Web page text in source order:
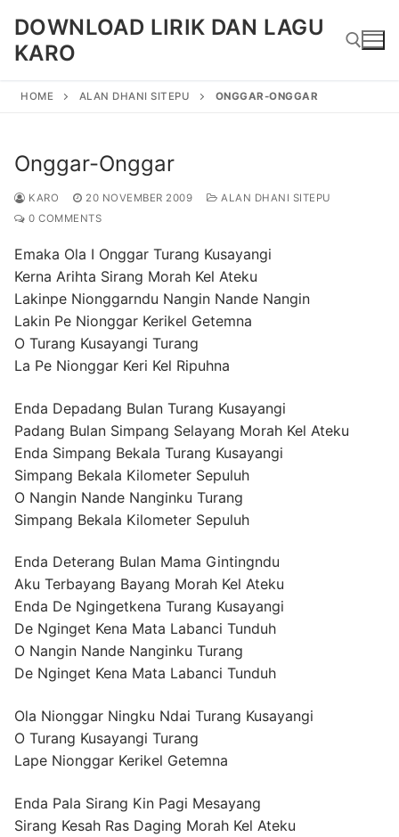
content
DOWNLOAD LIRIK DAN LAGU
KARO
HOME ALAN DHANI SITEPU ONGGAR-ONGGAR
Onggar-Onggar
KARO 20 NOVEMBER 2009
ALAN DHANI SITEPU
0 COMMENTS
Emaka Ola I Onggar Turang Kusayangi
Kerna Arihta Sirang Morah Kel Ateku
Lakinpe Nionggarndu Nangin Nande Nangin
Lakin Pe Nionggar Kerikel Getemna
O Turang Kusayangi Turang
La Pe Nionggar Keri Kel Ripuhna
Enda Depadang Bulan Turang Kusayangi
Padang Bulan Simpang Selayang Morah Kel Ateku
Enda Simpang Bekala Turang Kusayangi
Simpang Bekala Kilometer Sepuluh
O Nangin Nande Nanginku Turang
Simpang Bekala Kilometer Sepuluh
Enda Deterang Bulan Mama Gintingndu
Aku Terbayang Bayang Morah Kel Ateku
Enda De Ngingetkena Turang Kusayangi
De Nginget Kena Mata Labanci Tunduh
O Nangin Nande Nanginku Turang
De Nginget Kena Mata Labanci Tunduh
Ola Nionggar Ningku Ndai Turang Kusayangi
O Turang Kusayangi Turang
Lape Nionggar Kerikel Getemna
Enda Pala Sirang Kin Pagi Mesayang
Sirang Kesah Ras Daging Morah Kel Ateku